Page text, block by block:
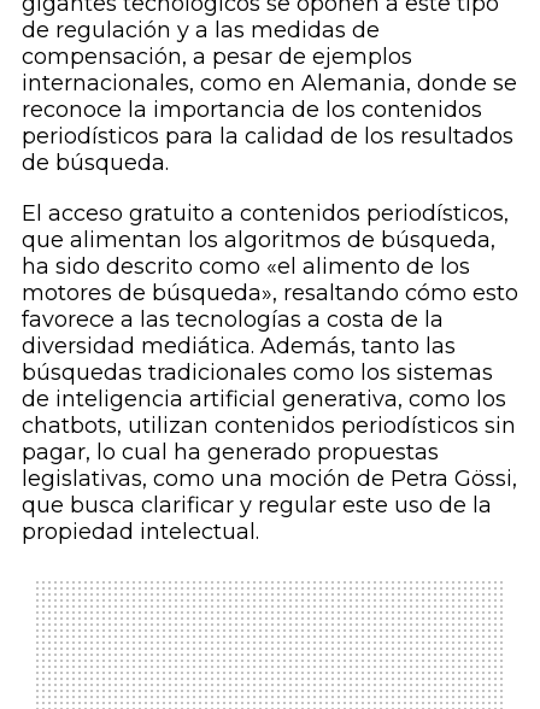
de regulación y a las medidas de
compensación, a pesar de ejemplos
internacionales, como en Alemania, donde se
reconoce la importancia de los contenidos
periodísticos para la calidad de los resultados
de búsqueda.
El acceso gratuito a contenidos periodísticos,
que alimentan los algoritmos de búsqueda,
ha sido descrito como «el alimento de los
motores de búsqueda», resaltando cómo esto
favorece a las tecnologías a costa de la
diversidad mediática. Además, tanto las
búsquedas tradicionales como los sistemas
de inteligencia artificial generativa, como los
chatbots, utilizan contenidos periodísticos sin
pagar, lo cual ha generado propuestas
legislativas, como una moción de Petra Gössi,
que busca clarificar y regular este uso de la
propiedad intelectual.